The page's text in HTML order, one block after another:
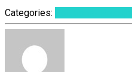
Categories: